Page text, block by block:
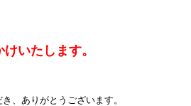
いたします。
、ありがとうございます。